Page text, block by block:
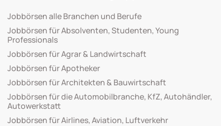
Jobbörsen alle Branchen und Berufe
Jobbörsen für Absolventen, Studenten, Young
Professionals
Jobbörsen für Agrar & Landwirtschaft
Jobbörsen für Apotheker
Jobbörsen für Architekten & Bauwirtschaft
Jobbörsen für die Automobilbranche, KfZ, Autohändler,
Autowerkstatt
Jobbörsen für Airlines, Aviation, Luftverkehr